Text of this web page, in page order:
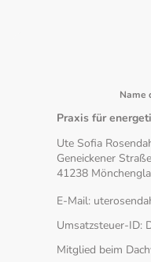
Name
Praxis für
Ute Sofia
Geneickener
41238
E-Mail:
Umsatzsteuer-ID:
Mitglied beim